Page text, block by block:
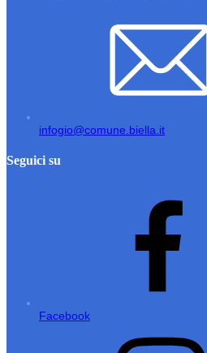
infogio@comune.biella.it
Seguici su
Facebook